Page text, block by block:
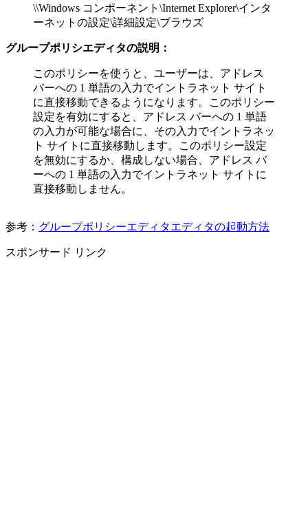
\\Windows コンポーネント\Internet Explorer\インタ
ーネットの設定\詳細設定\ブラウズ
グループポリシエディタの説明：
このポリシーを使うと、ユーザーは、アドレス
バーへの 1 単語の入力でイントラネット サイト
に直接移動できるようになります。このポリシー
設定を有効にすると、アドレス バーへの 1 単語
の入力が可能な場合に、その入力でイントラネッ
ト サイトに直接移動します。このポリシー設定
を無効にするか、構成しない場合、アドレス バ
ーへの 1 単語の入力でイントラネット サイトに
直接移動しません。
参考： グループポリシーエディタエディタの起動方法
スポンサード リンク